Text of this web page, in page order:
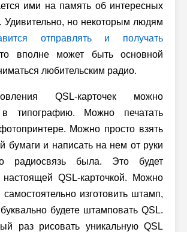
ими на память об интересных
Удивительно, но некоторым людям
отправлять и получать
вполне может быть основной
любительским радио.
QSL-карточек можно
в типографию. Можно печатать
Можно просто взять
бумаги и написать на нем от руки
радиосвязь была. Это будет
QSL-карточкой. Можно
самостоятельно изготовить штамп,
будете штамповать QSL.
раз рисовать уникальную QSL